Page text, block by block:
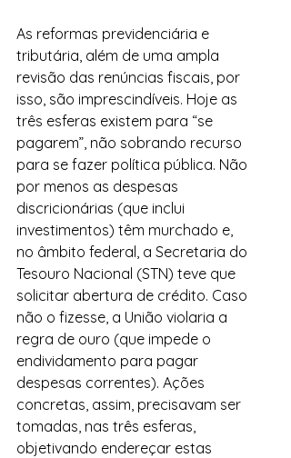
As reformas previdenciária e
tributária, além de uma ampla
revisão das renúncias fiscais, por
isso, são imprescindíveis. Hoje as
três esferas existem para “se
pagarem”, não sobrando recurso
para se fazer política pública. Não
por menos as despesas
discricionárias (que inclui
investimentos) têm murchado e,
no âmbito federal, a Secretaria do
Tesouro Nacional (STN) teve que
solicitar abertura de crédito. Caso
não o fizesse, a União violaria a
regra de ouro (que impede o
endividamento para pagar
despesas correntes). Ações
concretas, assim, precisavam ser
tomadas, nas três esferas,
objetivando endereçar estas